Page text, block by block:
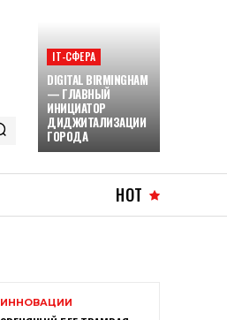
ІТ-СФЕРА
DIGITAL BIRMINGHAM
— ГЛАВНЫЙ
ИНИЦИАТОР
ДИДЖИТАЛИЗАЦИИ
ГОРОДА
HOT
ИННОВАЦИИ